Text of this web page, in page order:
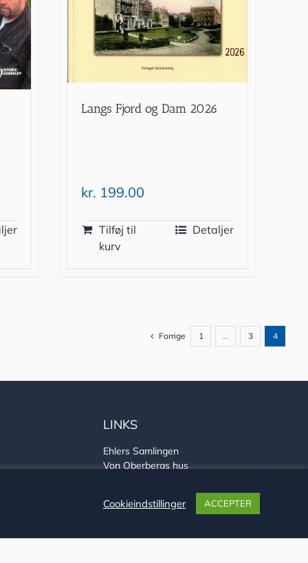
Langs Fjord og Dam 2026
kr. 199.00
Tilføj til
kurv
Detaljer
Forrige 1 … 3 4
LINKS
Ehlers Samlingen
Von Oberbergs hus
Cookieindstillinger ACCEPTER